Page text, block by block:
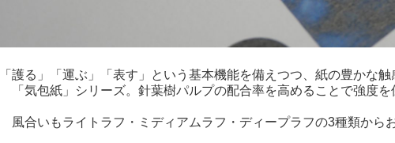
「護る」「運ぶ」「表す」という基本機能を備えつつ、紙の豊かな
「気包紙」シリーズ。針葉樹パルプの配合率を高めることで強度
風合いもライトラフ・ミディアムラフ・ディープラフの3種類から